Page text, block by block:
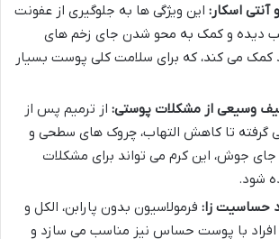
آنتی اسکار: این ویژگی ها به جلوگیری از عفونت
دیده و کمک به محو شدن جای زخم های
می کند، که برای سلامت کلی پوست بسیار
وسیعی از مشکلات پوستی: از ترمیم پس از
گرفته تا کاهش التهاب، چروک های سطحی و
جوش، این کرم می تواند برای مشکلات
شود.
حساسیت زا: فرمولاسیون بدون پارابن، الکل و
افراد با پوست حساس نیز مناسب می سازد و